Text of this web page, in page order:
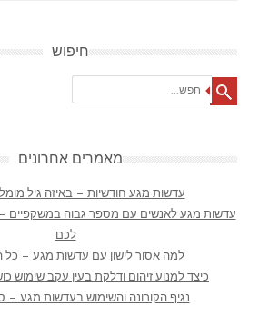
חיפוש
מאמרים אחרונים
עדשות מגע חודשיות – באיזה גיל
עדשות מגע לאנשים עם מספר גבוה במשקפיים
לכם
למה אסור לישון עם עדשות מגע – כל
כיצד למנוע זיהום ודלקת בעין עקב שימוש
נגיף הקורונה והשימוש בעדשות מגע